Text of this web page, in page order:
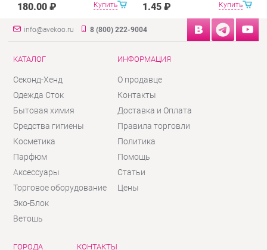
Купить
180.00 ₽ Купить
1.45 ₽
info@avekoo.ru 8 (800) 222-9004
КАТАЛОГ
Секонд-Хенд
Одежда Сток
Бытовая химия
Средства гигиены
Косметика
Парфюм
Аксессуары
Торговое оборудование
Эко-Блок
Ветошь
ИНФОРМАЦИЯ
О продавце
Контакты
Доставка и Оплата
Правила торговли
Политика
Помощь
Статьи
Цены
ГОРОДА КОНТАКТЫ